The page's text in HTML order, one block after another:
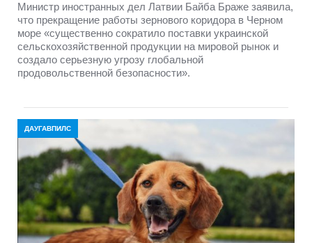
Министр иностранных дел Латвии Байба Браже заявила,
что прекращение работы зернового коридора в Черном
море «существенно сократило поставки украинской
сельскохозяйственной продукции на мировой рынок и
создало серьезную угрозу глобальной
продовольственной безопасности».
ДАУГАВПИЛС